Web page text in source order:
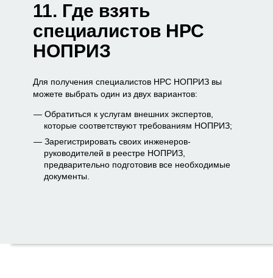
11. Где взять
специалистов НРС
НОПРИЗ
Для получения специалистов НРС НОПРИЗ вы
можете выбрать один из двух вариантов:
Обратиться к услугам внешних экспертов,
которые соответствуют требованиям НОПРИЗ;
Зарегистрировать своих инженеров-
руководителей в реестре НОПРИЗ,
предварительно подготовив все необходимые
документы.